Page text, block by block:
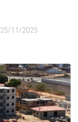
25/11/2025